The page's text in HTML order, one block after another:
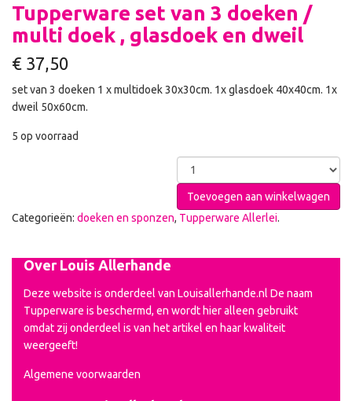
Tupperware set van 3 doeken /
multi doek , glasdoek en dweil
€ 37,50
set van 3 doeken 1 x multidoek 30x30cm. 1x glasdoek 40x40cm. 1x
dweil 50x60cm.
5 op voorraad
Toevoegen aan winkelwagen
Categorieën: doeken en sponzen, Tupperware Allerlei.
Over Louis Allerhande
Deze website is onderdeel van Louisallerhande.nl De naam
Tupperware is beschermd, en wordt hier alleen gebruikt
omdat zij onderdeel is van het artikel en haar kwaliteit
weergeeft!
Algemene voorwaarden